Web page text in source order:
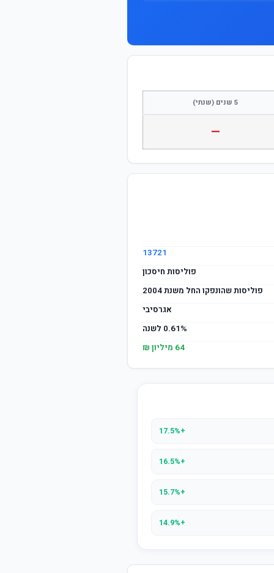
5 שנים (שנתי)
—
13721
פוליסות חיסכון
פוליסות שהונפקו החל משנת 2004
אגרסיבי
0.61% לשנה
64 מיליון ₪
+17.5%
+16.5%
+15.7%
+14.9%